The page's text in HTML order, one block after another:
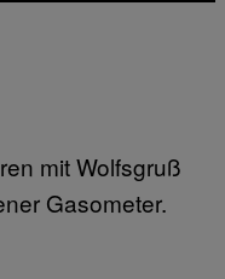
mit Wolfsgruß
Gasometer.